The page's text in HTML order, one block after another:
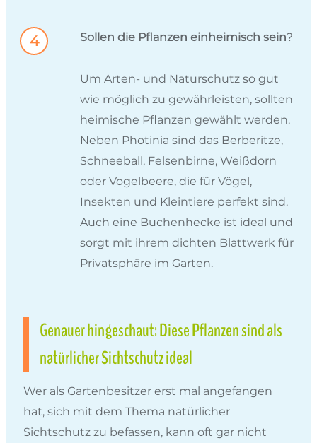
Sollen die Pflanzen einheimisch sein?
Um Arten- und Naturschutz so gut
wie möglich zu gewährleisten, sollten
heimische Pflanzen gewählt werden.
Neben Photinia sind das Berberitze,
Schneeball, Felsenbirne, Weißdorn
oder Vogelbeere, die für Vögel,
Insekten und Kleintiere perfekt sind.
Auch eine Buchenhecke ist ideal und
sorgt mit ihrem dichten Blattwerk für
Privatsphäre im Garten.
Genauer hingeschaut: Diese Pflanzen sind als
natürlicher Sichtschutz ideal
Wer als Gartenbesitzer erst mal angefangen
hat, sich mit dem Thema natürlicher
Sichtschutz zu befassen, kann oft gar nicht